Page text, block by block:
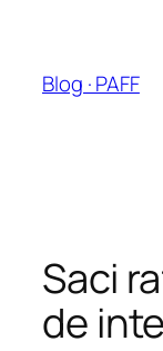
conținut
Blog · PAFF
Saci
de